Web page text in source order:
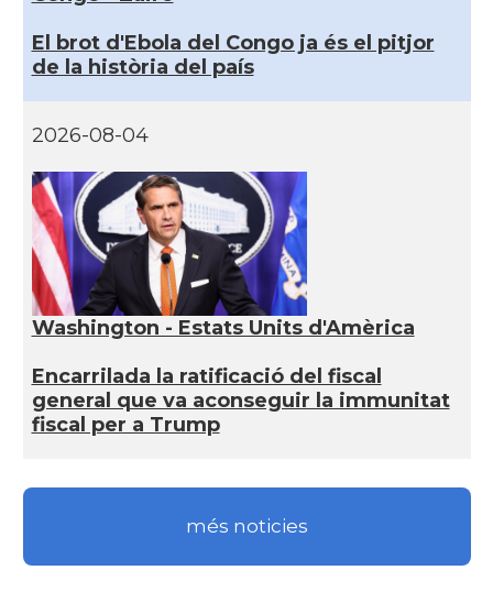
El brot d'Ebola del Congo ja és el pitjor
de la història del país
2026-08-04
Washington - Estats Units d'Amèrica
Encarrilada la ratificació del fiscal
general que va aconseguir la immunitat
fiscal per a Trump
més noticies